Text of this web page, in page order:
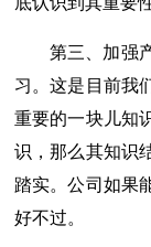
第三、加强
习。这是目前我
重要的一块儿知
识，那么其知识
踏实。公司如果
好不过。